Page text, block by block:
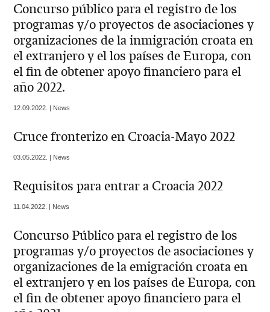
Concurso público para el registro de los
programas y/o proyectos de asociaciones y
organizaciones de la inmigración croata en
el extranjero y el los países de Europa, con
el fin de obtener apoyo financiero para el
año 2022.
12.09.2022. | News
Cruce fronterizo en Croacia-Mayo 2022
03.05.2022. | News
Requisitos para entrar a Croacia 2022
11.04.2022. | News
Concurso Público para el registro de los
programas y/o proyectos de asociaciones y
organizaciones de la emigración croata en
el extranjero y en los países de Europa, con
el fin de obtener apoyo financiero para el